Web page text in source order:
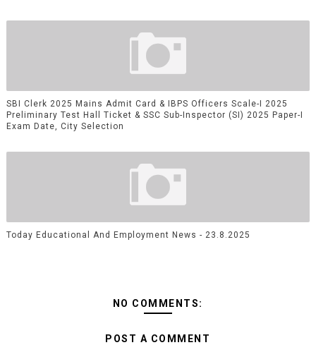
SBI Clerk 2025 Mains Admit Card & IBPS Officers Scale-I 2025
Preliminary Test Hall Ticket & SSC Sub-Inspector (SI) 2025 Paper-I
Exam Date, City Selection
Today Educational And Employment News - 23.8.2025
NO COMMENTS:
POST A COMMENT